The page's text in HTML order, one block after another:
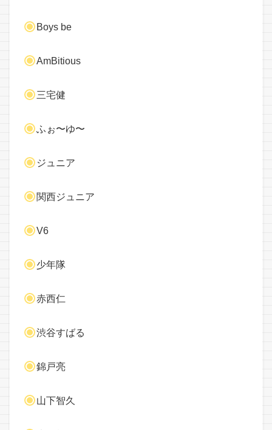
Boys be
AmBitious
三宅健
ふぉ〜ゆ〜
ジュニア
関西ジュニア
V6
少年隊
赤西仁
渋谷すばる
錦戸亮
山下智久